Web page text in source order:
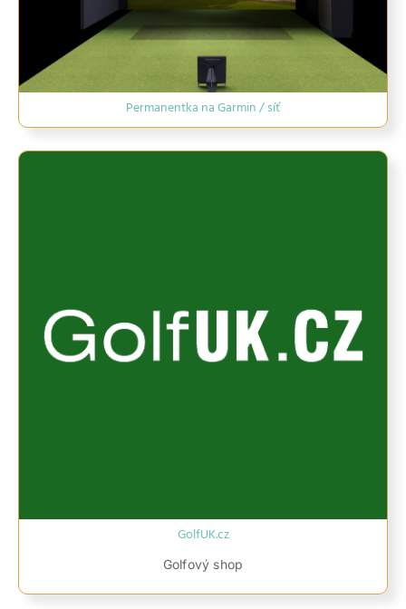
Permanentka na Garmin / síť
GolfUK.cz
Golfový shop